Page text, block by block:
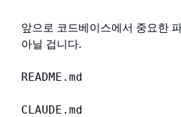
앞으로 코드베이스에서 중요한
아닐 겁니다.
README.md
CLAUDE.md